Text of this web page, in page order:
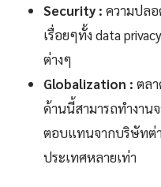
Security : ความปล
เรื่อยๆทั้ง data
ต่างๆ
Globalization : ตล
ด้านนี้สามารถทำงาน
ตอบแทนจากบริษัทต่า
ประเทศหลายเท่า